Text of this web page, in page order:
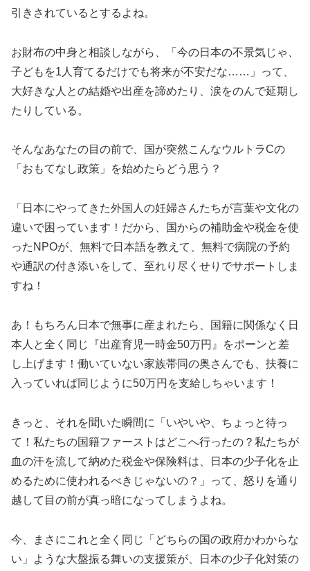
引きされているとするよね。
お財布の中身と相談しながら、「今の日本の不景気じゃ、
子どもを1人育てるだけでも将来が不安だな……」って、
大好きな人との結婚や出産を諦めたり、涙をのんで延期し
たりしている。
そんなあなたの目の前で、国が突然こんなウルトラCの
「おもてなし政策」を始めたらどう思う？
「日本にやってきた外国人の妊婦さんたちが言葉や文化の
違いで困っています！だから、国からの補助金や税金を使
ったNPOが、無料で日本語を教えて、無料で病院の予約
や通訳の付き添いをして、至れり尽くせりでサポートしま
すね！
あ！もちろん日本で無事に産まれたら、国籍に関係なく日
本人と全く同じ『出産育児一時金50万円』をポーンと差
し上げます！働いていない家族帯同の奥さんでも、扶養に
入っていれば同じように50万円を支給しちゃいます！
きっと、それを聞いた瞬間に「いやいや、ちょっと待っ
て！私たちの国籍ファーストはどこへ行ったの？私たちが
血の汗を流して納めた税金や保険料は、日本の少子化を止
めるために使われるべきじゃないの？」って、怒りを通り
越して目の前が真っ暗になってしまうよね。
今、まさにこれと全く同じ「どちらの国の政府かわからな
い」ような大盤振る舞いの支援策が、日本の少子化対策の